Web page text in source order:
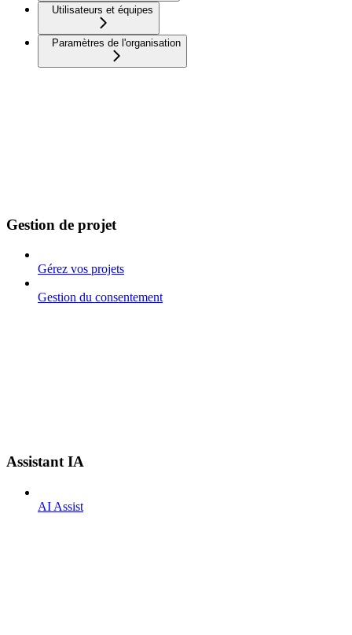
Utilisateurs et équipes
Paramètres de l'organisation
Gestion de projet
Gérez vos projets
Gestion du consentement
Assistant IA
AI Assist